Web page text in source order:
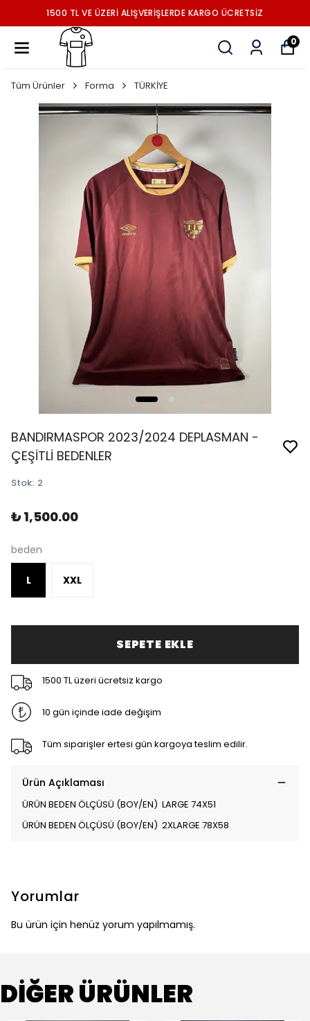
1500 TL VE ÜZERİ ALIŞVERİŞLERDE KARGO ÜCRETSİZ
0
Tüm Ürünler Forma TÜRKİYE
BANDIRMASPOR 2023/2024 DEPLASMAN -
ÇEŞİTLİ BEDENLER
Stok: 2
₺ 1,500.00
beden
L XXL
SEPETE EKLE
1500 TL üzeri ücretsiz kargo
10 gün içinde iade değişim
Tüm siparişler ertesi gün kargoya teslim edilir.
Ürün Açıklaması
ÜRÜN BEDEN ÖLÇÜSÜ (BOY/EN) LARGE 74X51
ÜRÜN BEDEN ÖLÇÜSÜ (BOY/EN) 2XLARGE 78X58
Yorumlar
Bu ürün için henüz yorum yapılmamış.
DİĞER ÜRÜNLER